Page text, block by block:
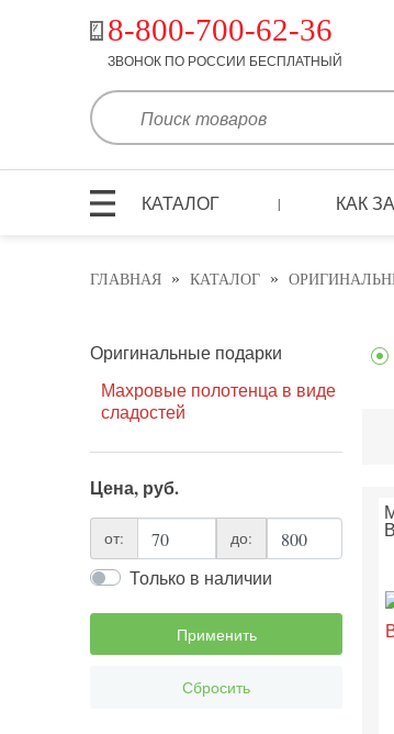
8-800-700-62-36
ЗВОНОК ПО РОССИИ БЕСПЛАТНЫЙ
КАТАЛОГ | КАК
ГЛАВНАЯ » КАТАЛОГ »
Оригинальные подарки
Махровые полотенца в виде
сладостей
Цена, руб.
от: до:
Только в наличии
Применить
Сбросить